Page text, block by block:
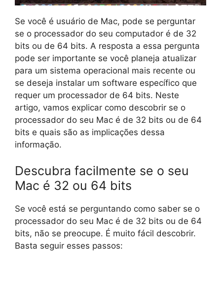
Se você é usuário de Mac, pode se perguntar
se o processador do seu computador é de 32
bits ou de 64 bits. A resposta a essa pergunta
pode ser importante se você planeja atualizar
para um sistema operacional mais recente ou
se deseja instalar um software específico que
requer um processador de 64 bits. Neste
artigo, vamos explicar como descobrir se o
processador do seu Mac é de 32 bits ou de 64
bits e quais são as implicações dessa
informação.
Descubra facilmente se o seu
Mac é 32 ou 64 bits
Se você está se perguntando como saber se o
processador do seu Mac é de 32 bits ou de 64
bits, não se preocupe. É muito fácil descobrir.
Basta seguir esses passos: